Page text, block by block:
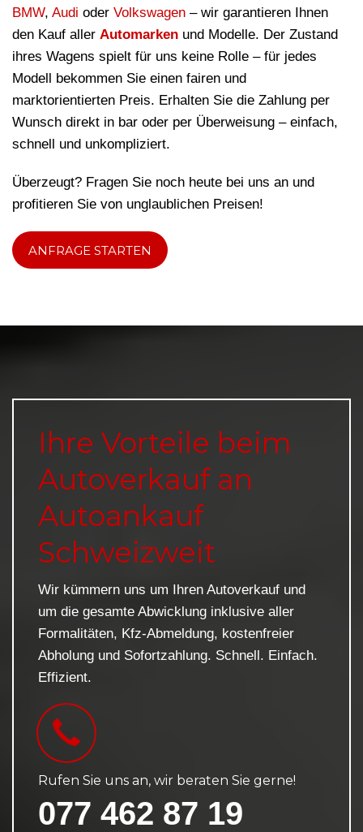
BMW, Audi oder Volkswagen – wir garantieren Ihnen
den Kauf aller Automarken und Modelle. Der Zustand
ihres Wagens spielt für uns keine Rolle – für jedes
Modell bekommen Sie einen fairen und
marktorientierten Preis. Erhalten Sie die Zahlung per
Wunsch direkt in bar oder per Überweisung – einfach,
schnell und unkompliziert.
Überzeugt? Fragen Sie noch heute bei uns an und
profitieren Sie von unglaublichen Preisen!
ANFRAGE STARTEN
Ihre Vorteile beim
Autoverkauf an
Autoankauf
Schweizweit
Wir kümmern uns um Ihren Autoverkauf und
um die gesamte Abwicklung inklusive aller
Formalitäten, Kfz-Abmeldung, kostenfreier
Abholung und Sofortzahlung. Schnell. Einfach.
Effizient.
Rufen Sie uns an, wir beraten Sie gerne!
077 462 87 19